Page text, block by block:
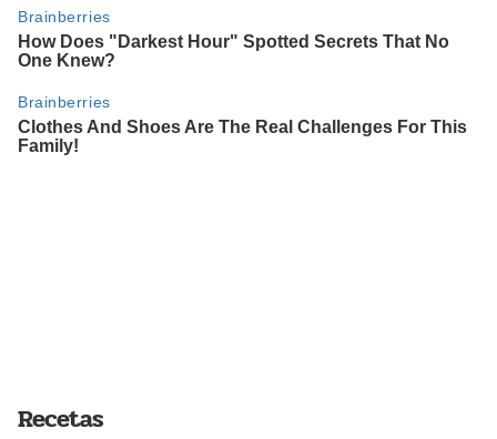
Recetas